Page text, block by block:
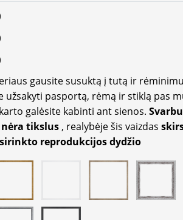
gausite susuktą į tutą ir
užsakyti pasportą, rėmą ir stiklą pas
galėsite kabinti ant sienos. Svarbu
tikslus , realybėje šis vaizdas
reprodukcijos dydžio